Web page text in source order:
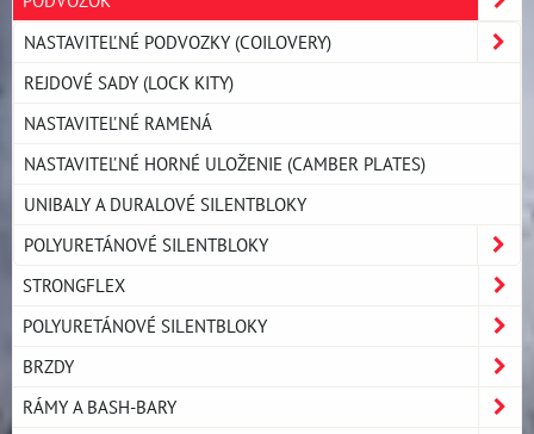
NASTAVITEĽNÉ PODVOZKY (COILOVERY)
REJDOVÉ SADY (LOCK KITY)
NASTAVITEĽNÉ RAMENÁ
NASTAVITEĽNÉ HORNÉ ULOŽENIE (CAMBER PLATES)
UNIBALY A DURALOVÉ SILENTBLOKY
POLYURETÁNOVÉ SILENTBLOKY
STRONGFLEX
POLYURETÁNOVÉ SILENTBLOKY
BRZDY
RÁMY A BASH-BARY